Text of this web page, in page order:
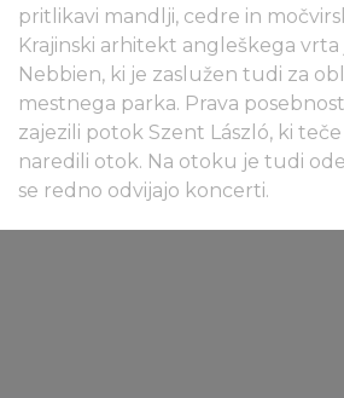
pritlikavi mandlji, cedre in
Krajinski arhitekt angleškega
Nebbien, ki je zaslužen tudi za
mestnega parka. Prava
zajezili potok Szent László, ki
naredili otok. Na otoku je tudi
se redno odvijajo koncerti.